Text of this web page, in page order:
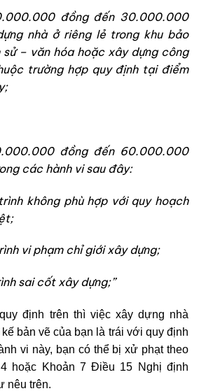
đồng đến 30.000.000
nhà ở riêng lẻ trong khu bảo
– văn hóa hoặc xây dựng công
trường hợp quy định tại điểm
đồng đến 60.000.000
các hành vi sau đây:
không phù hợp với quy hoạch
vi phạm chỉ giới xây dựng;
sai cốt xây dựng;”
định trên thì việc xây dựng nhà
bản vẽ của bạn là trái với quy định
vi này, bạn có thể bị xử phạt theo
hoặc Khoản 7 Điều 15 Nghị định
nêu trên.